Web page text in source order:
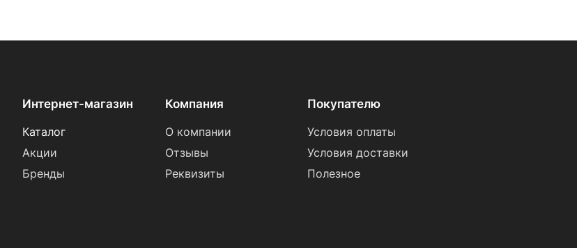
Интернет-магазин
Каталог
Акции
Бренды
Компания
О компании
Отзывы
Реквизиты
Покупателю
Условия оплаты
Условия доставки
Полезное